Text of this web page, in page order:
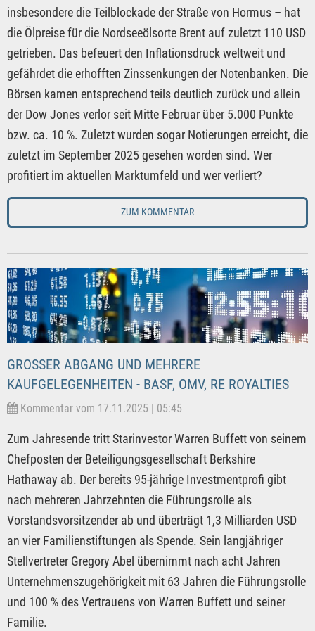
insbesondere die Teilblockade der Straße von Hormus – hat
die Ölpreise für die Nordseeölsorte Brent auf zuletzt 110 USD
getrieben. Das befeuert den Inflationsdruck weltweit und
gefährdet die erhofften Zinssenkungen der Notenbanken. Die
Börsen kamen entsprechend teils deutlich zurück und allein
der Dow Jones verlor seit Mitte Februar über 5.000 Punkte
bzw. ca. 10 %. Zuletzt wurden sogar Notierungen erreicht, die
zuletzt im September 2025 gesehen worden sind. Wer
profitiert im aktuellen Marktumfeld und wer verliert?
ZUM KOMMENTAR
GROSSER ABGANG UND MEHRERE K
AUFGELEGENHEITEN - BASF, OMV, RE ROYALTIES
Kommentar vom 17.11.2025 | 05:45
Zum Jahresende tritt Starinvestor Warren Buffett von seinem
Chefposten der Beteiligungsgesellschaft Berkshire
Hathaway ab. Der bereits 95-jährige Investmentprofi gibt
nach mehreren Jahrzehnten die Führungsrolle als
Vorstandsvorsitzender ab und überträgt 1,3 Milliarden USD
an vier Familienstiftungen als Spende. Sein langjähriger
Stellvertreter Gregory Abel übernimmt nach acht Jahren
Unternehmenszugehörigkeit mit 63 Jahren die Führungsrolle
und 100 % des Vertrauens von Warren Buffett und seiner
Familie.